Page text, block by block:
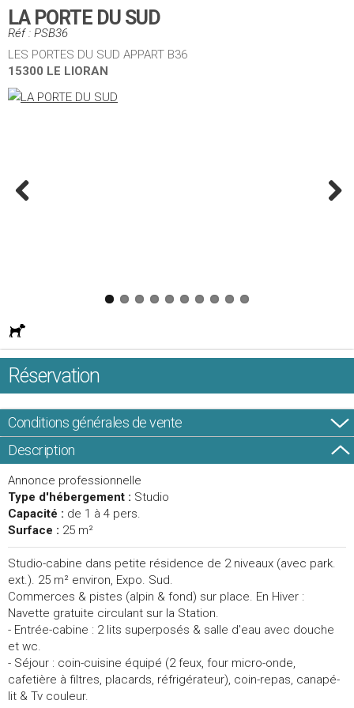
LA PORTE DU SUD
Réf : PSB36
LES PORTES DU SUD APPART B36
15300 LE LIORAN
Réservation
Conditions générales de vente
Description
Annonce professionnelle
Type d'hébergement : Studio
Capacité : de 1 à 4 pers.
Surface : 25 m²
Studio-cabine dans petite résidence de 2 niveaux (avec park.
ext.). 25 m² environ, Expo. Sud.
Commerces & pistes (alpin & fond) sur place. En Hiver :
Navette gratuite circulant sur la Station.
- Entrée-cabine : 2 lits superposés & salle d'eau avec douche
et wc.
- Séjour : coin-cuisine équipé (2 feux, four micro-onde,
cafetière à filtres, placards, réfrigérateur), coin-repas, canapé-
lit & Tv couleur.